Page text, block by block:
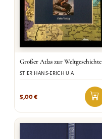
Großer Atlas zur Weltgeschichte
STIER HANS-ERICH U A
5,00€